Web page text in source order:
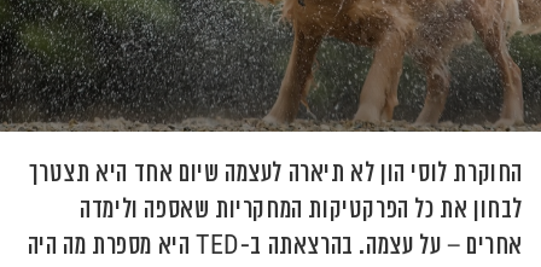
החוקרת לוסי הון לא תיארה לעצמה שיום אחד היא תצטרך
לבחון את כל הפרקטיקות המחקריות שאספה ולימדה
אחרים – על עצמה. בהרצאתה ב-TED היא מספרת מה היה